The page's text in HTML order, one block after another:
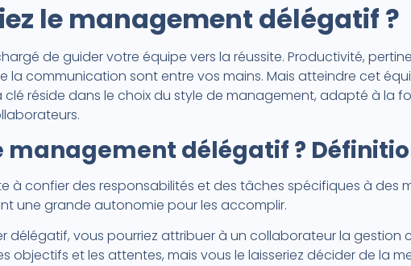
le management délégatif ?
de guider votre équipe vers la réussite. Productivité,
la communication sont entre vos mains. Mais atteindre cet
clé réside dans le choix du style de management, adapté à la
management délégatif ?
à confier des responsabilités et des tâches spécifiques à des
une grande autonomie pour les accomplir.
délégatif, vous pourriez attribuer à un collaborateur la gestion
objectifs et les attentes, mais vous le laisseriez décider de la